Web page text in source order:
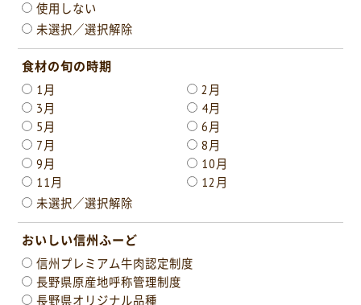
使用しない
未選択／選択解除
食材の旬の時期
1月
2月
3月
4月
5月
6月
7月
8月
9月
10月
11月
12月
未選択／選択解除
おいしい信州ふーど
信州プレミアム牛肉認定制度
長野県原産地呼称管理制度
長野県オリジナル品種